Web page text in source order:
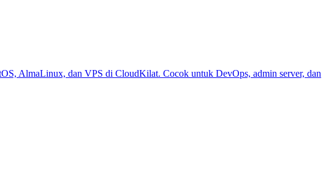
AlmaLinux, dan VPS di CloudKilat. Cocok untuk DevOps, admin server, dan